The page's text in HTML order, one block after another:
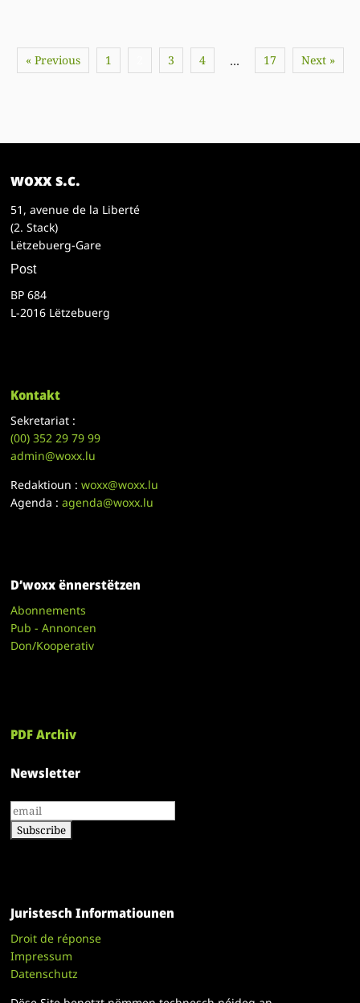
« Previous 1 3 4 … 17 Next »
woxx s.c.
51, avenue de la Liberté
(2. Stack)
Lëtzebuerg-Gare
Post
BP 684
L-2016 Lëtzebuerg
Kontakt
Sekretariat :
(00)352 29 79 99
admin@woxx.lu
Redaktioun :woxx@woxx.lu
Agenda :agenda@woxx.lu
D’woxx ënnerstëtzen
Abonnements
Pub - Annoncen
Don/Kooperativ
PDF Archiv
Newsletter
Juristesch Informatiounen
Droit de réponse
Impressum
Datenschutz